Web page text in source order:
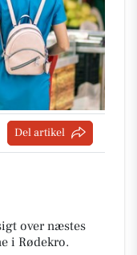
Del artikel
over næstes
i Rødekro.